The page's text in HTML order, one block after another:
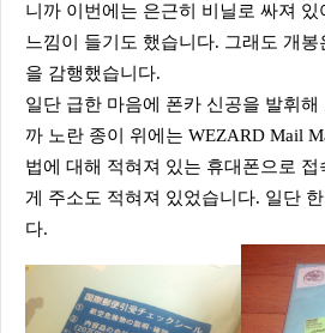
니까 이번에는 은근히 비닐로 싸져
느낌이 들기도 했습니다. 그래도 개
을 감행했습니다.
일단 급한 마음에 폰카 신공을 발휘해
까 노란 종이 위에는 WEZARD Mail
법에 대해 적혀져 있는 휴대폰으로
게 주소도 적혀져 있었습니다. 일단
다.